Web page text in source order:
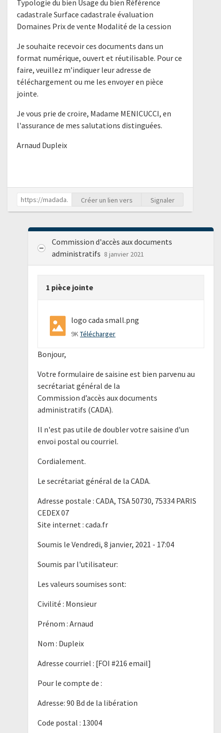
Typologie du bien Usage du bien Référence
cadastrale Surface cadastrale évaluation
Domaines Prix de vente Modalité de la cession
Je souhaite recevoir ces documents dans un
format numérique, ouvert et réutilisable. Pour ce
faire, veuillez m’indiquer leur adresse de
téléchargement ou me les envoyer en pièce
jointe.
Je vous prie de croire, Madame MENICUCCI, en
l'assurance de mes salutations distinguées.
Arnaud Dupleix
Créer un lien vers Signaler
Commission d'accès aux documents
administratifs 8 janvier 2021
1 pièce jointe
logo cada small.png
9KTélécharger
Bonjour,
Votre formulaire de saisine est bien parvenu au
secrétariat général de la
Commission d’accès aux documents
administratifs (CADA).
Il n'est pas utile de doubler votre saisine d'un
envoi postal ou courriel.
Cordialement.
Le secrétariat général de la CADA.
Adresse postale : CADA, TSA 50730, 75334 PARIS
CEDEX 07
Site internet : cada.fr
Soumis le Vendredi, 8 janvier, 2021 - 17:04
Soumis par l'utilisateur:
Les valeurs soumises sont:
Civilité : Monsieur
Prénom : Arnaud
Nom : Dupleix
Adresse courriel : [FOI #216 email]
Pour le compte de :
Adresse: 90 Bd de la libération
Code postal : 13004